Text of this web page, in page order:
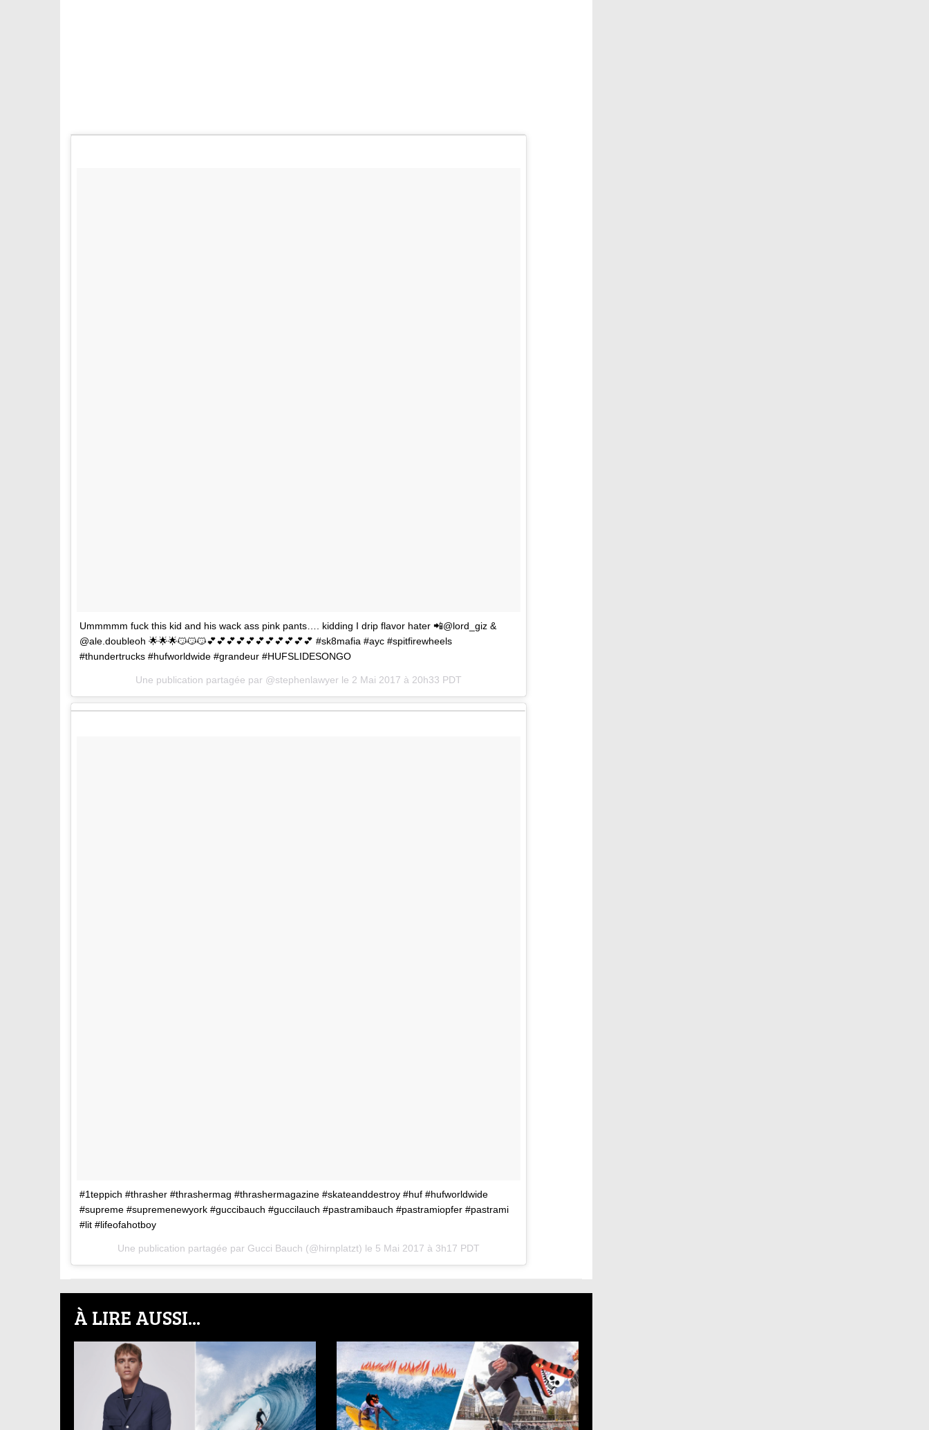
Ummmmm fuck this kid and his wack ass pink pants…. kidding I drip flavor hater 📲@lord_giz &
@ale.doubleoh 🌟🌟🌟😼😼😼💕💕💕💕💕💕💕💕💕💕💕 #sk8mafia #ayc #spitfirewheels
#thundertrucks #hufworldwide #grandeur #HUFSLIDESONGO
Une publication partagée par @stephenlawyer le 2 Mai 2017 à 20h33 PDT
#1teppich #thrasher #thrashermag #thrashermagazine #skateanddestroy #huf #hufworldwide
#supreme #supremenewyork #guccibauch #guccilauch #pastramibauch #pastramiopfer #pastrami
#lit #lifeofahotboy
Une publication partagée par Gucci Bauch (@hirnplatzt) le 5 Mai 2017 à 3h17 PDT
À LIRE AUSSI...